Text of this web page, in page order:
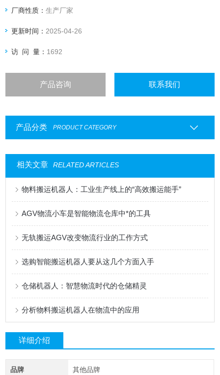
厂商性质：生产厂家
更新时间： 2025-04-26
访 问 量： 1692
产品咨询 联系我们
产品分类 PRODUCT CATEGORY
相关文章 RELATED ARTICLES
物料搬运机器人：工业生产线上的“高效搬运能手”
AGV物流小车是智能物流仓库中*的工具
无轨搬运AGV改变物流行业的工作方式
选购智能搬运机器人要从这几个方面入手
仓储机器人：智慧物流时代的仓储精灵
分析物料搬运机器人在物流中的应用
详细介绍
品牌 其他品牌